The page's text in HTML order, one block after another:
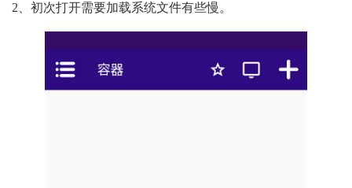
2、初次打开需要加载系统文件有些慢。